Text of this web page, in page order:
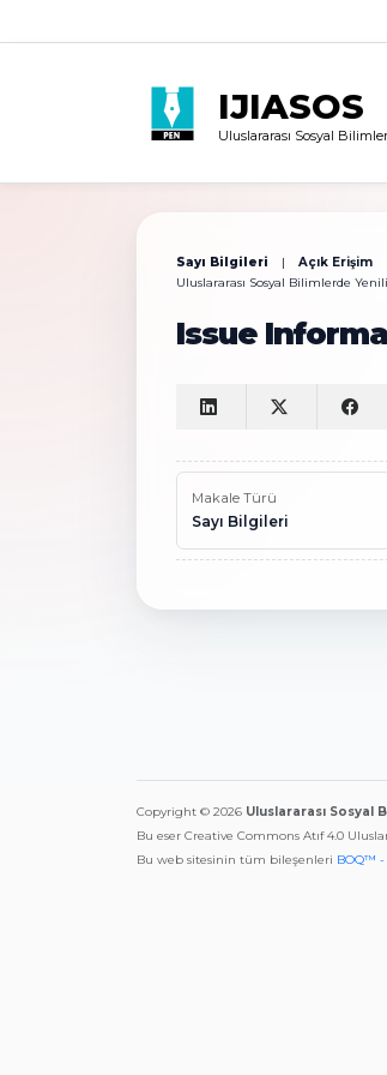
IJIASOS
Uluslararası Sosyal
Sayı Bilgileri |
Açık Erişim
Uluslararası Sosyal Bilimlerde
Issue
Makale Türü
Sayı Bilgileri
Copyright © 2026 Uluslararası Sosyal
Bu eser Creative Commons Atıf 4.0
Bu web sitesinin tüm bileşenleri BOQ™